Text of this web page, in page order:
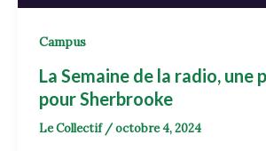
Campus
La Semaine de la radio, une
pour Sherbrooke
Le Collectif/octobre 4, 2024